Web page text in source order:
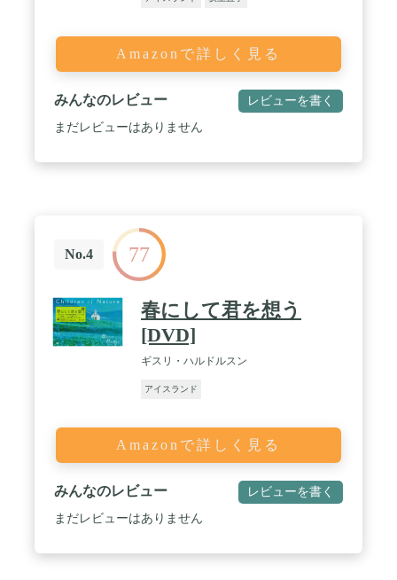
Amazonで詳しく見る
みんなのレビュー レビューを書く
まだレビューはありません
No.4 77
春にして君を想う
[DVD]
ギスリ・ハルドルスン
アイスランド
Amazonで詳しく見る
みんなのレビュー レビューを書く
まだレビューはありません